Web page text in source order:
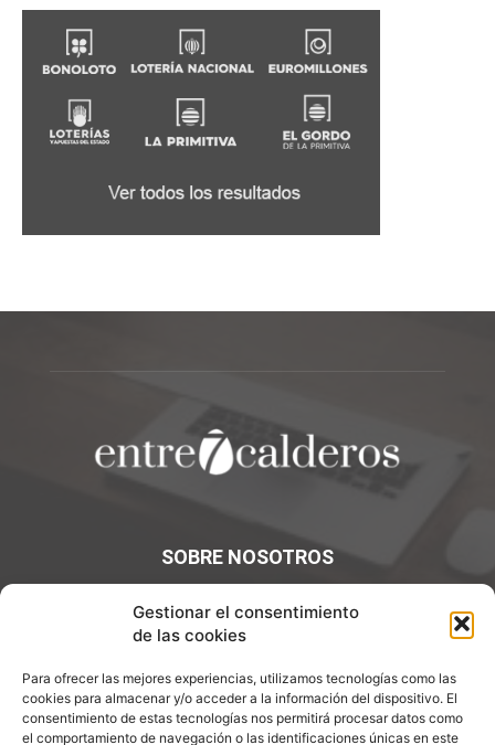
Gestionar el consentimiento
de las cookies
Para ofrecer las mejores experiencias, utilizamos tecnologías como las
cookies para almacenar y/o acceder a la información del dispositivo. El
consentimiento de estas tecnologías nos permitirá procesar datos como
el comportamiento de navegación o las identificaciones únicas en este
SOBRE NOSOTROS
¡Bienvenidos a Entre7Calderos.com, el lugar donde la
gastronomía y la cultura culinaria se encuentran! Sumérgete
Contáctanos:info@entre7calderos.com